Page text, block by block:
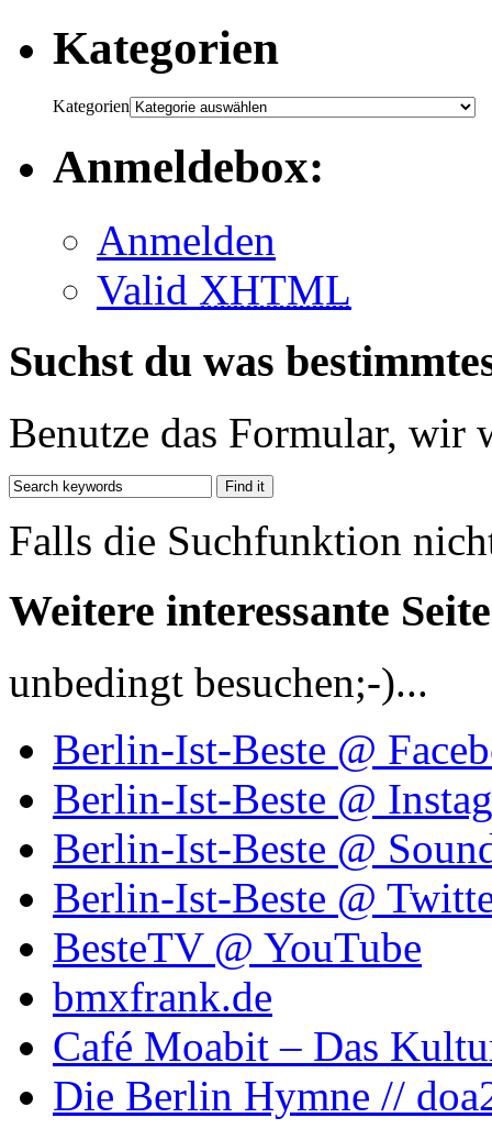
Kategorien
Kategorien
Anmeldebox:
Anmelden
Valid XHTML
Suchst du was
Benutze das Formular, wir
Falls die Suchfunktion
Weitere interessante
unbedingt besuchen;-)...
Berlin-Ist-Beste @
Berlin-Ist-Beste @
Berlin-Ist-Beste @
Berlin-Ist-Beste @
BesteTV @ YouTube
bmxfrank.de
Café Moabit – Das
Die Berlin Hymne //